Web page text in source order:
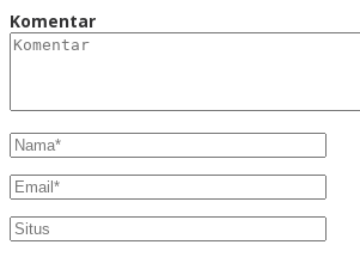
Komentar